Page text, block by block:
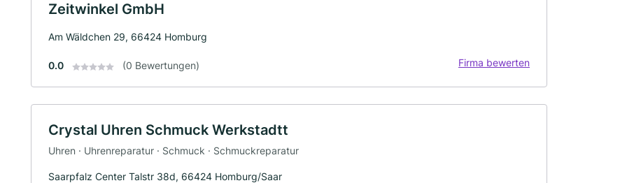
Zeitwinkel GmbH
Am Wäldchen 29, 66424 Homburg
0.0 (0 Bewertungen) Firma bewerten
Crystal Uhren Schmuck Werkstadtt
Uhren · Uhrenreparatur · Schmuck · Schmuckreparatur
Saarpfalz Center Talstr 38d, 66424 Homburg/Saar